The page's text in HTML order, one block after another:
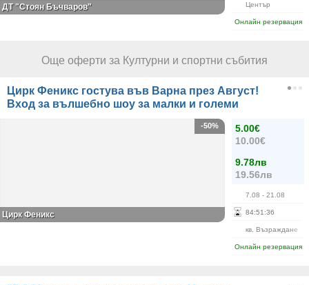
Център
Онлайн резервация
ДТ "Стоян Бъчваров"
Още оферти за Културни и спортни събития
Цирк Феникс гостува във Варна през Август!
Вход за вълшебно шоу за малки и големи
5.00€
10.00€
9.78лв
19.56лв
7.08 - 21.08
84:51 :35
кв. Възраждане
Онлайн резервация
-50%
Цирк Феникс